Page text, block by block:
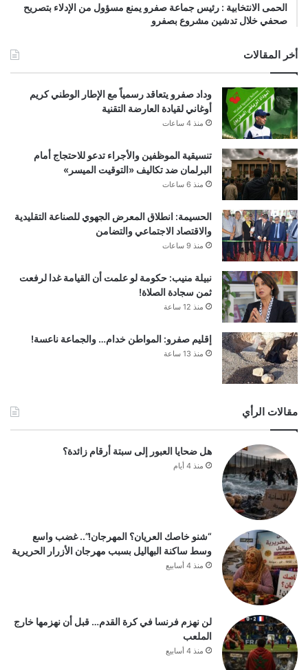
الحمى الانتخابية : رئيس جماعة صفرو يمنع مسؤول من الإدلاء بتصريح
صحفي خلال تدشين مشروع بصفرو
أخر المقالات
وداد صفرو يتعاقد رسمياً مع الإطار الوطني كريم
أوغاني لقيادة العارضة التقنية
منذ 4 ساعات
تنسيقية الموظفين والأجراء تدعو للاحتجاج أمام
البرلمان ضد تكاليف «التوقيت الميسر»
منذ 6 ساعات
الحسيمة: انطلاق المعرض الجهوي للصناعة التقليدية
والاقتصاد الاجتماعي والتضامن
منذ 9 ساعات
نبيلة منيب: حكومة لو علمت أن القيامة غدا لرفعت
ثمن سجادة الصلاة!
منذ 12 ساعة
إقليم صفرو: المواطن خدام… والجماعة ناعسة!
منذ 13 ساعة
مقالات الرأي
هل ضحايا العبور إلى سبتة أرقام زائدة؟
منذ 4 أيام
“شنو خاصك العريان؟ المهرجان!”.. غضب واسع
وسط ساكنة البهاليل بسبب مهرجان الأزرار الحريرية
منذ 4 أسابيع
لن نهزم فرنسا في كرة القدم… قبل أن نهزمها خارج
الملعب
منذ 4 أسابيع